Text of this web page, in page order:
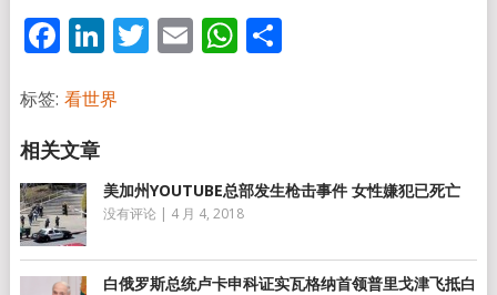
Facebook
LinkedIn
Twitter
EmailWhatsApp
分
标签: 看世界
美加州YOUTUBE总部发生枪击事件 女性嫌犯已死亡
没有评论 | 4 月 4, 2018
白俄罗斯总统卢卡申科证实瓦格纳首领普里戈津飞抵白